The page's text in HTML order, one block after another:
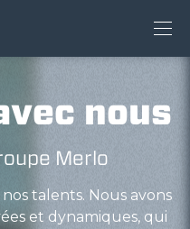
nous
Merlo
talents. Nous avons
et dynamiques, qui